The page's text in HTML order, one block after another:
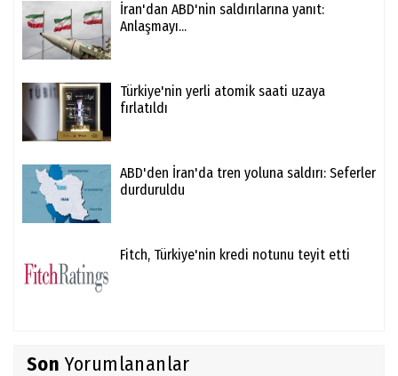
İran'dan ABD'nin saldırılarına yanıt:
Anlaşmayı...
Türkiye'nin yerli atomik saati uzaya
fırlatıldı
ABD'den İran'da tren yoluna saldırı: Seferler
durduruldu
Fitch, Türkiye'nin kredi notunu teyit etti
Son Yorumlananlar